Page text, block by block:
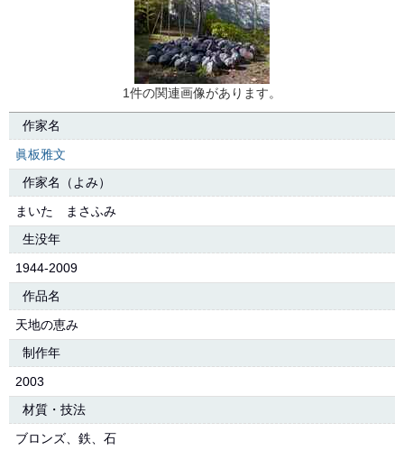
1件の関連画像があります。
作家名
眞板雅文
作家名（よみ）
まいた まさふみ
生没年
1944-2009
作品名
天地の恵み
制作年
2003
材質・技法
ブロンズ、鉄、石